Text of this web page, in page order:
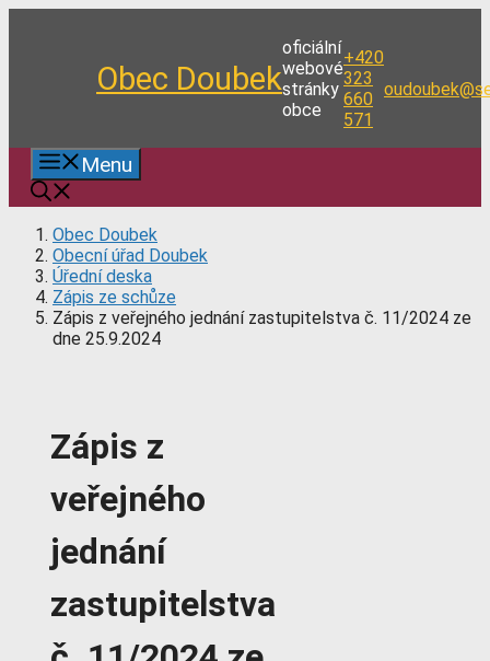
Obec Doubek
oficiální
webové
stránky
obce
+420
323
660
571
Menu
Obec Doubek
Obecní úřad Doubek
Úřední deska
Zápis ze schůze
Zápis z veřejného jednání zastupitelstva č. 11/2024 ze
dne 25.9.2024
Zápis z
veřejného
jednání
zastupitelstva